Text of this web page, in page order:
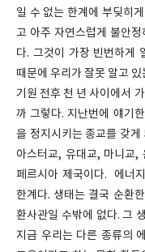
일 수 없는 한계에 부딪히
고 아주 자연스럽게 불안
다. 그것이 가장 빈번하게
때문에 우리가 잘못 알고
기원 전후 천 년 사이에서
까 그렇다. 지난번에 얘기
을 정지시키는 종교를 갖
아스터교, 유대교, 마니교,
페르시아 제국이다. 에너
한계다. 생태는 결국 순환
환사관일 수밖에 없다. 그
지금 우리는 다른 종류의